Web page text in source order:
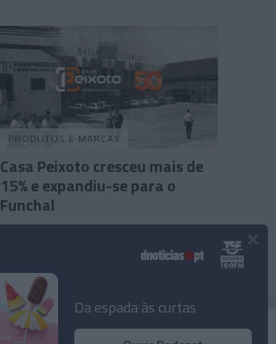
PRODUTOS E MARCAS
Casa Peixoto cresceu mais de
15% e expandiu-se para o
Funchal
Da espada às curtas
×